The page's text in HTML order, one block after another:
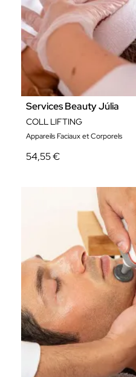
Services Beauty Júlia
COLL LIFTING
Appareils Faciaux et Corporels
54,55 €